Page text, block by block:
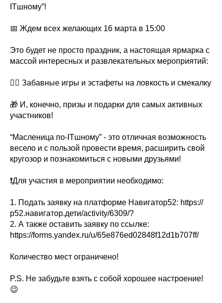
ITшному”!
📅 Ждем всех желающих 16 марта в 15:00
Это будет не просто праздник, а настоящая ярмарка с
массой интересных и развлекательных мероприятий:
🤸‍♀ Забавные игры и эстафеты на ловкость и смекалку
🎁 И, конечно, призы и подарки для самых активных
участников!
“Масленица по-ITшному” - это отличная возможность
весело и с пользой провести время, расширить свой
кругозор и познакомиться с новыми друзьями!
❗Для участия в мероприятии необходимо:
1. Подать заявку на платформе Навигатор52: https://
р52.навигатор.дети/activity/6309/?
2. А также оставить заявку по ссылке:
https://forms.yandex.ru/u/65e876ed02848f12d1b707ff/
Количество мест ограничено!
P.S. Не забудьте взять с собой хорошее настроение!
😉